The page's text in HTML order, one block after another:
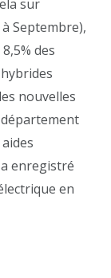
sur
à Septembre),
des
nouvelles
enregistré
en